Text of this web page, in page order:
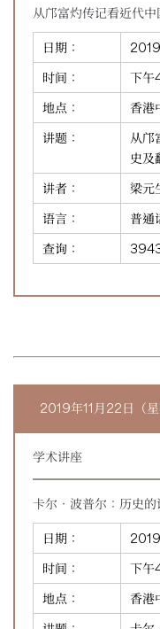
从邝富灼传记看近代
日期：
2019
时间：
下午
地点：
香港
讲题：
从邝
史及
讲者：
梁元
语言：
普通
查询：
2019年11月22日（星
学术讲座
卡尔‧波普尔：历史的
日期：
时间：
下午
地点：
香港